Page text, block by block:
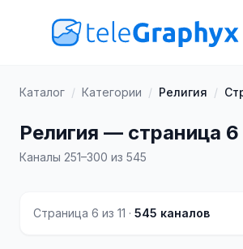
Каталог / Категории / Религия /
Религия — страница 6
Каналы 251–300 из 545
Страница 6 из 11 · 545 каналов